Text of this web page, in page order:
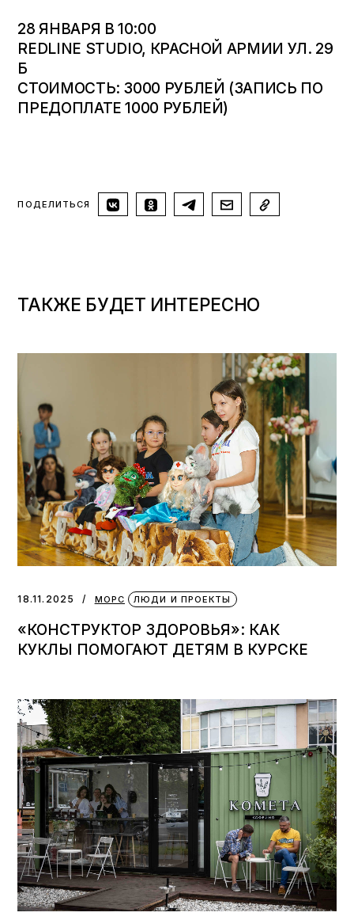
28 ЯНВАРЯ В 10:00
REDLINE STUDIO, КРАСНОЙ АРМИИ УЛ. 29
Б
СТОИМОСТЬ: 3000 РУБЛЕЙ (ЗАПИСЬ ПО
ПРЕДОПЛАТЕ 1000 РУБЛЕЙ)
ПОДЕЛИТЬСЯ
ТАКЖЕ БУДЕТ ИНТЕРЕСНО
18.11.2025 МОРС ЛЮДИ И ПРОЕКТЫ
«КОНСТРУКТОР ЗДОРОВЬЯ»: КАК
КУКЛЫ ПОМОГАЮТ ДЕТЯМ В КУРСКЕ